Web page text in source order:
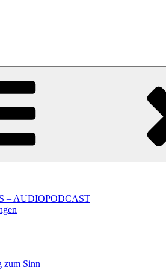
– AUDIOPODCAST
zum Sinn